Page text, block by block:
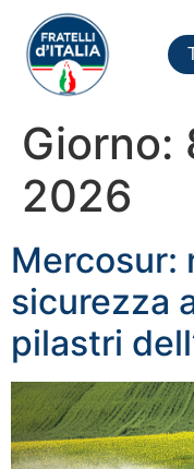
Giorno:
2026
Mercosur:
sicurezza
pilastri